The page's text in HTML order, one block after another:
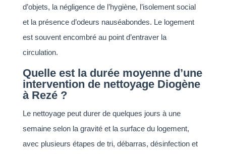
d’objets, la négligence de l’hygiène, l’isolement social
et la présence d’odeurs nauséabondes. Le logement
est souvent encombré au point d’entraver la
circulation.
Quelle est la durée moyenne d’une
intervention de nettoyage Diogène
à Rezé ?
Le nettoyage peut durer de quelques jours à une
semaine selon la gravité et la surface du logement,
avec plusieurs étapes de tri, débarras, désinfection et